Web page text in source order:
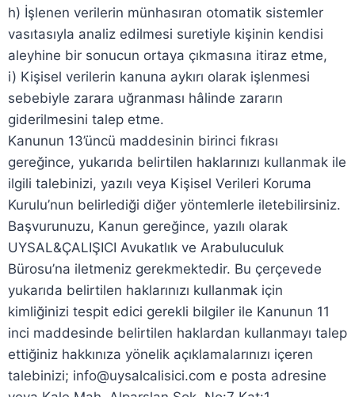
h) İşlenen verilerin münhasıran otomatik sistemler
vasıtasıyla analiz edilmesi suretiyle kişinin kendisi
aleyhine bir sonucun ortaya çıkmasına itiraz etme,
i) Kişisel verilerin kanuna aykırı olarak işlenmesi
sebebiyle zarara uğranması hâlinde zararın
giderilmesini talep etme.
Kanunun 13’üncü maddesinin birinci fıkrası
gereğince, yukarıda belirtilen haklarınızı kullanmak ile
ilgili talebinizi, yazılı veya Kişisel Verileri Koruma
Kurulu’nun belirlediği diğer yöntemlerle iletebilirsiniz.
Başvurunuzu, Kanun gereğince, yazılı olarak
UYSAL&ÇALIŞICI Avukatlık ve Arabuluculuk
Bürosu’na iletmeniz gerekmektedir. Bu çerçevede
yukarıda belirtilen haklarınızı kullanmak için
kimliğinizi tespit edici gerekli bilgiler ile Kanunun 11
inci maddesinde belirtilen haklardan kullanmayı talep
ettiğiniz hakkınıza yönelik açıklamalarınızı içeren
talebinizi; info@uysalcalisici.com e posta adresine